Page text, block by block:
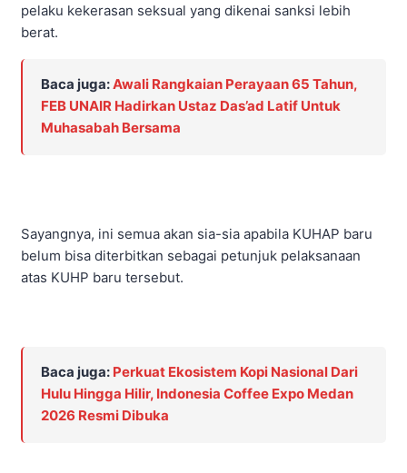
pelaku kekerasan seksual yang dikenai sanksi lebih
berat.
Baca juga:Awali Rangkaian Perayaan 65 Tahun,
FEB UNAIR Hadirkan Ustaz Das’ad Latif Untuk
Muhasabah Bersama
Sayangnya, ini semua akan sia-sia apabila KUHAP baru
belum bisa diterbitkan sebagai petunjuk pelaksanaan
atas KUHP baru tersebut.
Baca juga: Perkuat Ekosistem Kopi Nasional Dari
Hulu Hingga Hilir, Indonesia Coffee Expo Medan
2026 Resmi Dibuka